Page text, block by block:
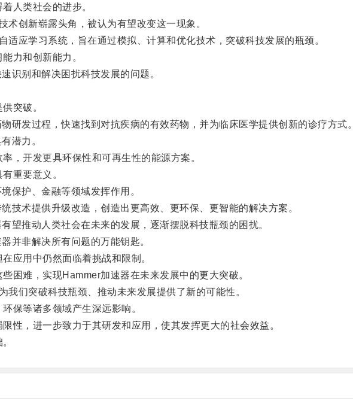
人类社会的进步。
创新崭露头角，被认为有望改变这一现象。
应学习系统，旨在通过模拟、计算和优化技术，突破科技发展的瓶颈。
力和创新能力。
别和解决困扰科技发展的问题。
突破。
发过程，快速找到对抗疾病的有效药物，并为临床医学提供创新的诊疗方式。
潜力。
开发更具环保性和可再生性的能源方案。
重要意义。
护、金融等领域发挥作用。
术提供升级改造，创造出更高效、更环保、更智能的解决方案。
推动人类社会在未来的发展，逐渐摆脱科技瓶颈的困扰。
非解决所有问题的万能钥匙。
用中仍然面临着挑战和限制。
难，实现Hammer加速器在未来发展中的更大突破。
们突破科技瓶颈、推动未来发展提供了新的可能性。
等诸多领域产生深远影响。
，进一步致力于其研发和应用，使其发挥更大的社会效益。